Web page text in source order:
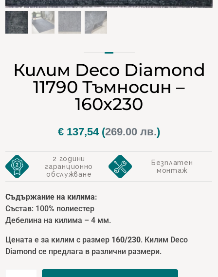
Килим Deco Diamond
11790 Тъмносин –
160х230
€ 137,54(269.00 лв.)
2 години
гаранционно
обслужване
Безплатен
монтаж
Съдържание на килима:
Състав: 100% полиестер
Дебелина на килима – 4 мм.
Цената е за килим с размер 160/230. Килим Deco
Diamond се предлага в различни размери.